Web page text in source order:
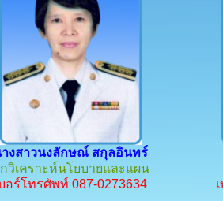
งสาวนงลักษณ์ สกุลอินทร์
วิเคราะห์นโยบายและแผน
อร์โทรศัพท์ 087-0273634